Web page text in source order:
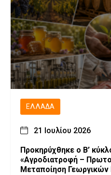
ΕΛΛΆΔΑ
21 Ιουλίου 2026
Προκηρύχθηκε ο Β’
«Αγροδιατροφή –
Μεταποίηση Γεωργικών